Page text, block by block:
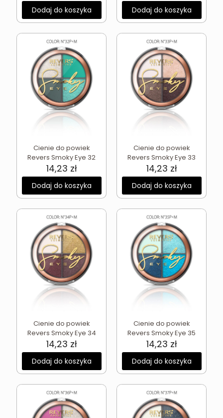
Dodaj do koszyka Dodaj do koszyka
Cienie do powiek
Revers Smoky Eye 32
14,23 zł
Dodaj do koszyka
Cienie do powiek
Revers Smoky Eye 33
14,23 zł
Dodaj do koszyka
Cienie do powiek
Revers Smoky Eye 34
14,23 zł
Dodaj do koszyka
Cienie do powiek
Revers Smoky Eye 35
14,23 zł
Dodaj do koszyka